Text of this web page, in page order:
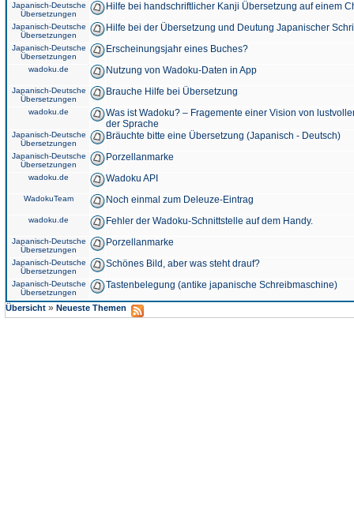
Japanisch-Deutsche
Übersetzungen
Hilfe bei handschriftlicher Kanji Übersetzung auf einem
Japanisch-Deutsche
Übersetzungen
Hilfe bei der Übersetzung und Deutung Japanischer
Japanisch-Deutsche
Übersetzungen
Erscheinungsjahr eines Buches?
wadoku.de Nutzung von Wadoku-Daten in App
Japanisch-Deutsche
Übersetzungen
Brauche Hilfe bei Übersetzung
wadoku.de
Was ist Wadoku? – Fragemente einer Vision von
der Sprache
Japanisch-Deutsche
Übersetzungen
Bräuchte bitte eine Übersetzung (Japanisch - Deutsch)
Japanisch-Deutsche
Übersetzungen
Porzellanmarke
wadoku.de Wadoku API
WadokuTeam Noch einmal zum Deleuze-Eintrag
wadoku.de Fehler der Wadoku-Schnittstelle auf dem Handy.
Japanisch-Deutsche
Übersetzungen
Porzellanmarke
Japanisch-Deutsche
Übersetzungen
Schönes Bild, aber was steht drauf?
Japanisch-Deutsche
Übersetzungen
Tastenbelegung (antike japanische Schreibmaschine)
Übersicht » Neueste Themen